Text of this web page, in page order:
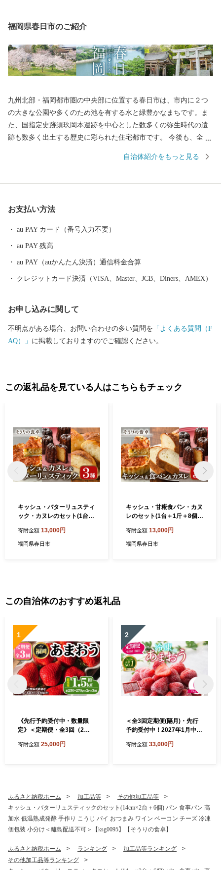
福岡県春日市のご紹介
九州北部・福岡都市圏の中央部に位置する春日市は、市内に２つ
の大きな公園や多くのため池を有する水と緑豊かなまちです。ま
た、国指定史跡須玖岡本遺跡を中心とした数多くの弥生時代の遺
跡も数多く出土する歴史に彩られた住宅都市です。 今後も、全国
たちを育てる「コミュニティ・スクール」の取り組みや市民と行
自治体紹介をもっと見る
お支払い方法
au PAY カード（番号入力不要）
au PAY 残高
au PAY（auかんたん決済）通信料金合算
クレジットカード決済（VISA、Master、JCB、Diners、AMEX）
お申し込みに関して
不明点がある場合、お問い合わせの多い質問を 「よくある質問（F
AQ）」 に掲載しておりますのでご確認ください。
この返礼品を見ている人はこちらもチェック
キッシュ・バターリュスティ
ック・カヌレのセット(1台＋
ワイン パン 食事パン 高加水
手作り こうじ パイ おつまみ
寄附金額 13,000円
福岡県春日市
キッシュ・甘糀食パン・カヌ
レのセット(1台＋1斤＋8個)
成発酵 手作り こうじ パイ お
つまみ お菓子 おやつ 洋菓子
寄附金額 13,000円
福岡県春日市
この自治体のおすすめ返礼品
1
《先行予約受付中・数量限
定》＜定期便・全3回（2
からお届け！いちご定期便
berry】
寄附金額 25,000円
2
＜全3回定期便(隔月)・先行
予約受付中！2027年1月中旬
おう (計6kg:2kg×3回) いち
786】【うるう農園】
寄附金額 33,000円
ふるさと納税ホーム 加工品等
その他加工品等
キッシュ・バターリュスティックのセット(14cm×2台＋6個) パン 食事パン 高
加水 低温熟成発酵 手作り こうじ パイ おつまみ ワイン ベーコン チーズ 冷凍
個包装 小分け＜離島配送不可＞【ksg0095】【そうりの食卓】
ふるさと納税ホーム ランキング
加工品等ランキング
その他加工品等ランキング